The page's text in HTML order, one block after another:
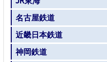
名古屋鉄道
近畿日本鉄道
神岡鉄道